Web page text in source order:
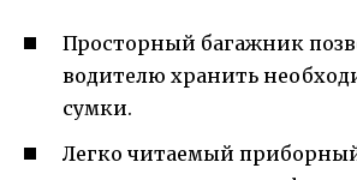
Просторный багажник
водителю хранить
сумки.
Легко читаемый